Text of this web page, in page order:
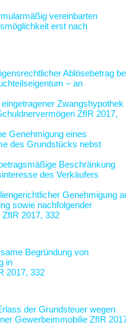
vereinbarten
erst nach
Ablösebetrag
– an
Zwangshypothek
ZfIR 2017,
Genehmigung eines
des Grundstücks nebst
Beschränkung
des Verkäufers
Genehmigung
sowie nachfolgender
ZfIR 2017, 332
Begründung von
in
2017, 332
der Grundsteuer wegen
Gewerbeimmobilie ZfIR